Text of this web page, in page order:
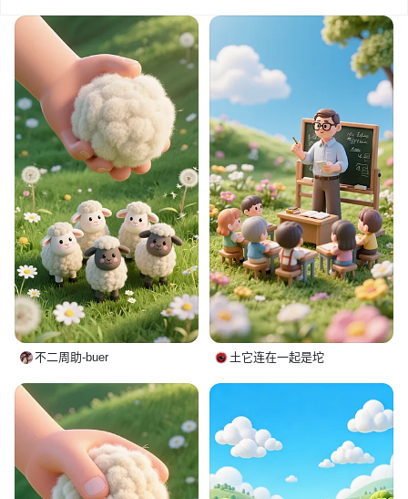
不二周助-buer 土它连在一起是坨